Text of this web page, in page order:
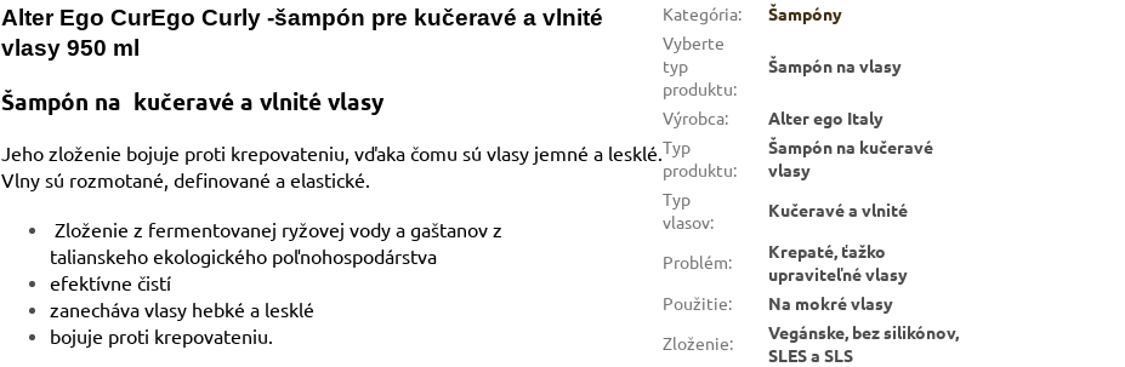
Alter Ego CurEgo Curly -šampón pre kučeravé a vlnité
vlasy 950 ml
Šampón na kučeravé a vlnité vlasy
Jeho zloženie bojuje proti krepovateniu, vďaka čomu sú vlasy jemné a lesklé.
Vlny sú rozmotané, definované a elastické.
Zloženie z fermentovanej ryžovej vody a gaštanov z
talianskeho ekologického poľnohospodárstva
efektívne čistí
zanecháva vlasy hebké a lesklé
bojuje proti krepovateniu.
Kategória:
Šampóny
Vyberte
typ
produktu:
Šampón na vlasy
Výrobca:
Alter ego Italy
Typ
produktu:
Šampón na kučeravé
vlasy
Typ
vlasov:
Kučeravé a vlnité
Problém:
Krepaté, ťažko
upraviteľné vlasy
Použitie:
Na mokré vlasy
Zloženie:
Vegánske, bez silikónov,
SLES a SLS